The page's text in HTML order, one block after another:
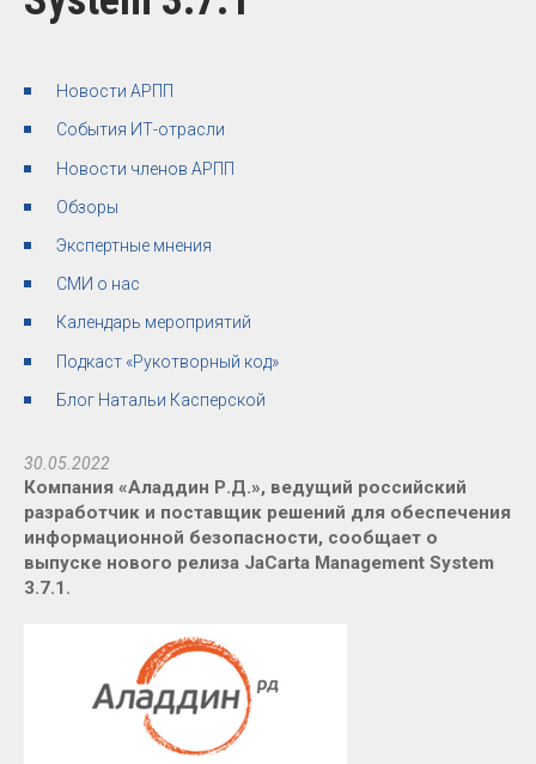
Новости АРПП
События ИТ-отрасли
Новости членов АРПП
Обзоры
Экспертные мнения
СМИ о нас
Календарь мероприятий
Подкаст «Рукотворный код»
Блог Натальи Касперской
30.05.2022
Компания «Аладдин Р.Д.», ведущий российский
разработчик и поставщик решений для обеспечения
информационной безопасности, сообщает о
выпуске нового релиза JaCarta Management System
3.7.1.